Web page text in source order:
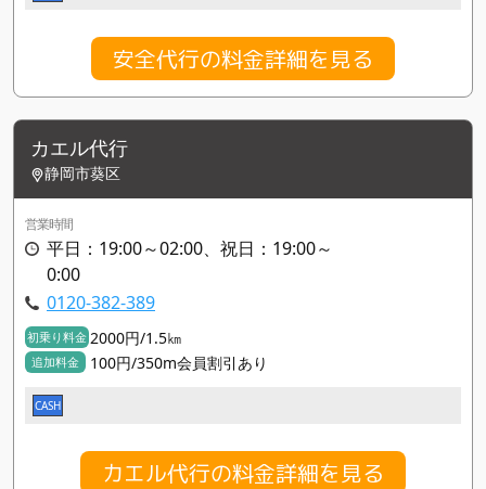
安全代行の料金詳細を見る
カエル代行
静岡市葵区
営業時間
平日：19:00～02:00、祝日：19:00～
0:00
0120-382-389
初乗り料金 2000円/1.5㎞
追加料金 100円/350m会員割引あり
CASH
カエル代行の料金詳細を見る